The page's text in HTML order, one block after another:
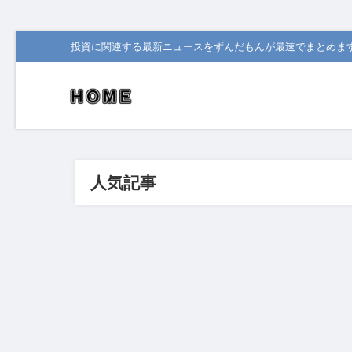
投資に関連する最新ニュースをずんだもんが最速でまとめま
人気記事